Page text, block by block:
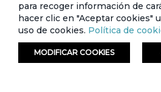
© ETAFASHION 2023. Todos
para recoger información de
hacer clic en "Aceptar cookies"
uso de cookies. Política de
MODIFICAR COOKIES